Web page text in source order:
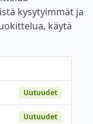
kysytyimmät ja
käytä
Uutuudet
Uutuudet